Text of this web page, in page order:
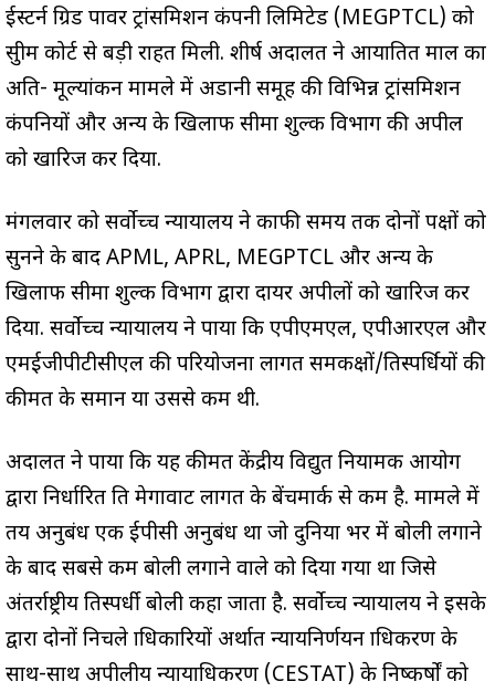
ईस्टर्न ग्रिड पावर ट्रांसमिशन कंपनी लिमिटेड (MEGPTCL) को
सुप्रीम कोर्ट से बड़ी राहत मिली. शीर्ष अदालत ने आयातित माल का
अति- मूल्यांकन मामले में अडानी समूह की विभिन्न ट्रांसमिशन
कंपनियों और अन्य के खिलाफ सीमा शुल्क विभाग की अपील
को खारिज कर दिया.
मंगलवार को सर्वोच्च न्यायालय ने काफी समय तक दोनों पक्षों को
सुनने के बाद APML, APRL, MEGPTCL और अन्य के
खिलाफ सीमा शुल्क विभाग द्वारा दायर अपीलों को खारिज कर
दिया. सर्वोच्च न्यायालय ने पाया कि एपीएमएल, एपीआरएल और
एमईजीपीटीसीएल की परियोजना लागत समकक्षों/प्रतिस्पर्धियों की
कीमत के समान या उससे कम थी.
अदालत ने पाया कि यह कीमत केंद्रीय विद्युत नियामक आयोग
द्वारा निर्धारित प्रति मेगावाट लागत के बेंचमार्क से कम है. मामले में
तय अनुबंध एक ईपीसी अनुबंध था जो दुनिया भर में बोली लगाने
के बाद सबसे कम बोली लगाने वाले को दिया गया था जिसे
अंतर्राष्ट्रीय प्रतिस्पर्धी बोली कहा जाता है. सर्वोच्च न्यायालय ने इसके
द्वारा दोनों निचले प्राधिकारियों अर्थात न्यायनिर्णयन प्राधिकरण के
साथ-साथ अपीलीय न्यायाधिकरण (CESTAT) के निष्कर्षों को